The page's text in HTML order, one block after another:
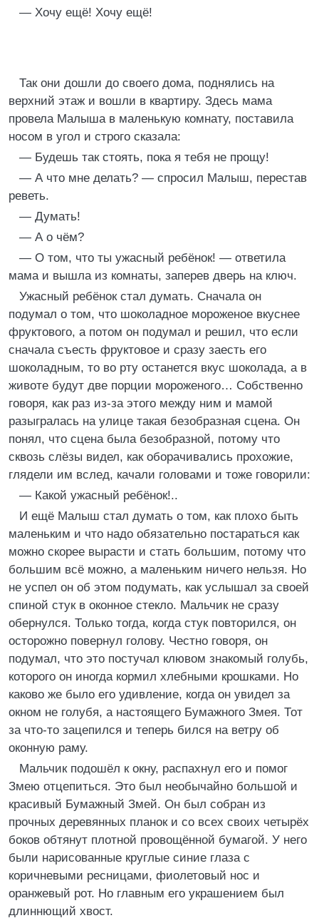
— Хочу ещё! Хочу ещё!
Так они дошли до своего дома, поднялись на
верхний этаж и вошли в квартиру. Здесь мама
провела Малыша в маленькую комнату, поставила
носом в угол и строго сказала:
— Будешь так стоять, пока я тебя не прощу!
— А что мне делать? — спросил Малыш, перестав
реветь.
— Думать!
— А о чём?
— О том, что ты ужасный ребёнок! — ответила
мама и вышла из комнаты, заперев дверь на ключ.
Ужасный ребёнок стал думать. Сначала он
подумал о том, что шоколадное мороженое вкуснее
фруктового, а потом он подумал и решил, что если
сначала съесть фруктовое и сразу заесть его
шоколадным, то во рту останется вкус шоколада, а в
животе будут две порции мороженого… Собственно
говоря, как раз из-за этого между ним и мамой
разыгралась на улице такая безобразная сцена. Он
понял, что сцена была безобразной, потому что
сквозь слёзы видел, как оборачивались прохожие,
глядели им вслед, качали головами и тоже говорили:
— Какой ужасный ребёнок!..
И ещё Малыш стал думать о том, как плохо быть
маленьким и что надо обязательно постараться как
можно скорее вырасти и стать большим, потому что
большим всё можно, а маленьким ничего нельзя. Но
не успел он об этом подумать, как услышал за своей
спиной стук в оконное стекло. Мальчик не сразу
обернулся. Только тогда, когда стук повторился, он
осторожно повернул голову. Честно говоря, он
подумал, что это постучал клювом знакомый голубь,
которого он иногда кормил хлебными крошками. Но
каково же было его удивление, когда он увидел за
окном не голубя, а настоящего Бумажного Змея. Тот
за что-то зацепился и теперь бился на ветру об
оконную раму.
Мальчик подошёл к окну, распахнул его и помог
Змею отцепиться. Это был необычайно большой и
красивый Бумажный Змей. Он был собран из
прочных деревянных планок и со всех своих четырёх
боков обтянут плотной провощённой бумагой. У него
были нарисованные круглые синие глаза с
коричневыми ресницами, фиолетовый нос и
оранжевый рот. Но главным его украшением был
длиннющий хвост.